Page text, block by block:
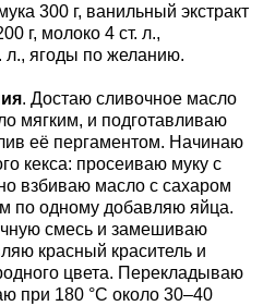
300 г, ванильный экстракт
г, молоко 4 ст. л.,
л., ягоды по желанию.
. Достаю сливочное масло
мягким, и подготавливаю
её пергаментом. Начинаю
кекса: просеиваю муку с
взбиваю масло с сахаром
по одному добавляю яйца.
смесь и замешиваю
красный краситель и
цвета. Перекладываю
при 180 °C около 30–40